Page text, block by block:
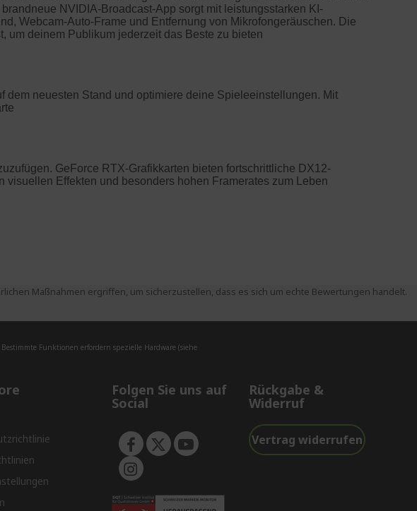
Maßnahmen ergriffen, um sicherzustellen, dass es sich um echte Bewertungen handelt.
Funktionen erfordern spezielle Hardware (siehe
Folgen Sie uns auf
Social
Rückgabe &
Widerruf
Vertrag widerrufen